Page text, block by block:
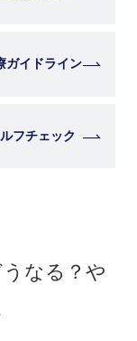
ガイドライン
フチェック
なる？や